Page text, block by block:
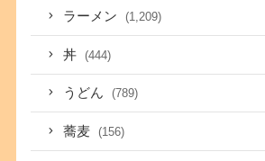
ラーメン (1,209)
丼 (444)
うどん (789)
蕎麦 (156)